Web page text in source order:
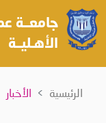
جامعــة
الأهـليــة
الرئيسية الأخبار